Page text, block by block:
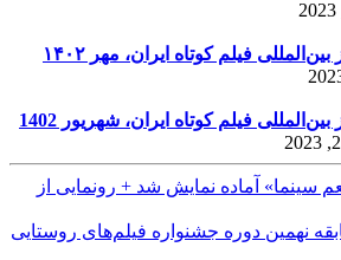
فیلم کوتاه ایران، مهر ۱۴۰۲
فیلم کوتاه ایران، شهریور 1402
سینما» آماده نمایش شد + رونمایی از
نهمین دوره جشنواره فیلم‌های روستایی